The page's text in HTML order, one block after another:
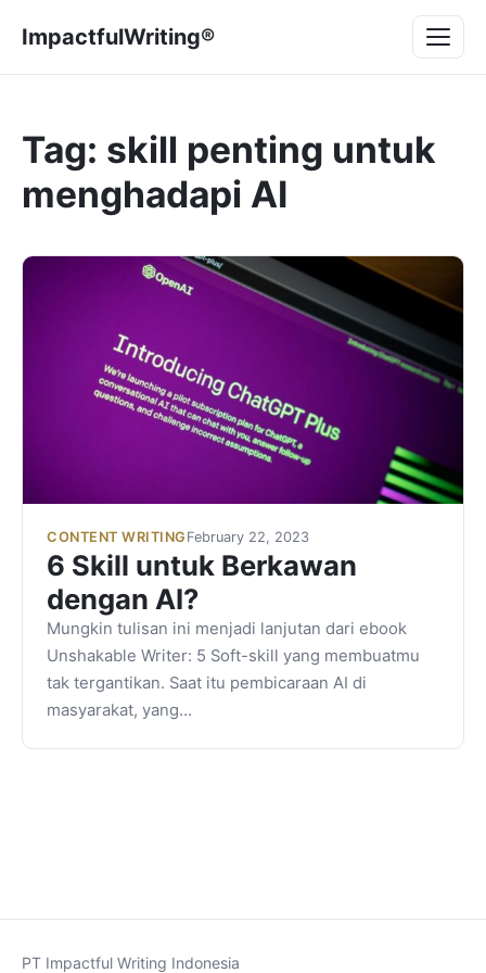
konten
ImpactfulWriting® Menu
Tag: skill penting untuk
menghadapi AI
CONTENT WRITING February 22, 2023
6 Skill untuk Berkawan
dengan AI?
Mungkin tulisan ini menjadi lanjutan dari ebook
Unshakable Writer: 5 Soft-skill yang membuatmu
tak tergantikan. Saat itu pembicaraan AI di
masyarakat, yang…
PT Impactful Writing Indonesia